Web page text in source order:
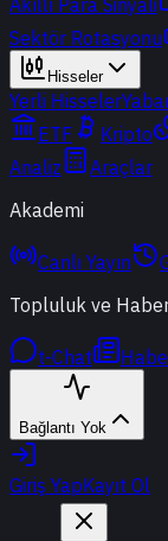
Akıllı Para Sinyali
Sektör Rotasyonu
Hisseler
Yerli Hisseler
ETF
Kripto
Analiz
Araçlar
Akademi
Canlı Yayın
Topluluk ve
t-Chat
Bağlantı Yok
Giriş YapKayıt Ol